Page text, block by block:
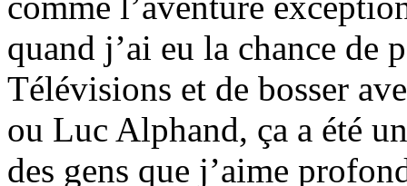
quand j’ai eu la chance de
Télévisions et de bosser
ou Luc Alphand, ça a été
des gens que j’aime